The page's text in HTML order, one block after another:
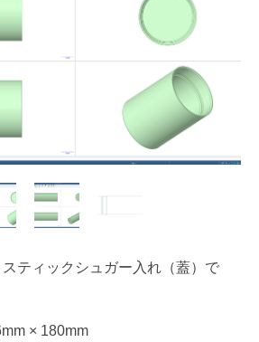
ティックシュガー入れ（蓋）で
× 180mm